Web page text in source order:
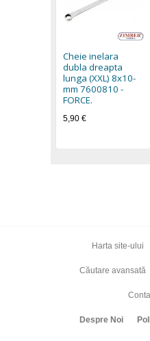
Cheie inelara
dubla dreapta
lunga (XXL) 8x10-
mm 7600810 -
FORCE.
5,90 €
Harta site-ului
Căutare avansată
Despre Noi